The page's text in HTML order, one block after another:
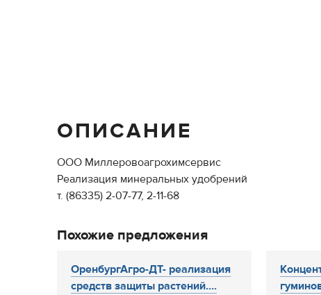
ОПИСАНИЕ
ООО Миллеровоагрохимсервис
Реализация минеральных удобрений
т. (86335) 2-07-77, 2-11-68
Похожие предложения
ОренбургАгро-ДТ- реализация
средств защиты растений....